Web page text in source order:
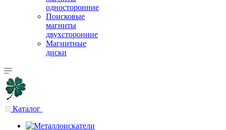
односторонние
Поисковые
магниты
двухсторонние
Магнитные
диски
Каталог